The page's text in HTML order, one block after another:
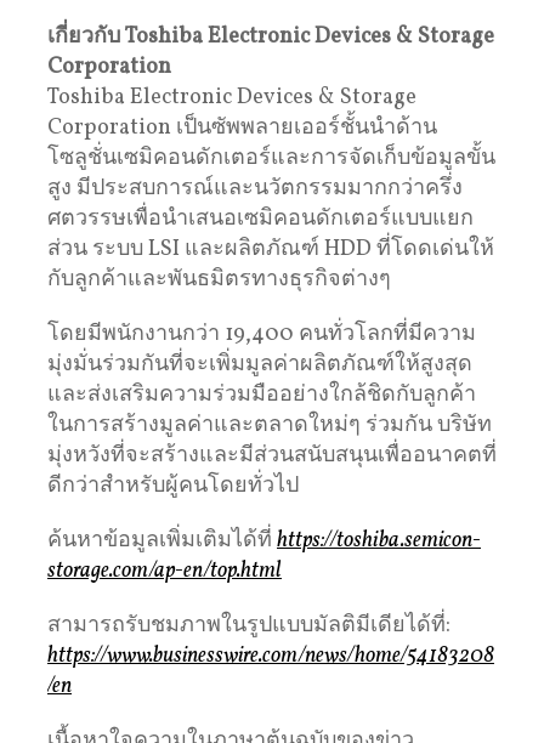
เกี่ยวกับ Toshiba Electronic Devices & Storage
Corporation
Toshiba Electronic Devices & Storage
Corporation เป็นซัพพลายเออร์ชั้นนำด้าน
โซลูชั่นเซมิคอนดักเตอร์และการจัดเก็บข้อมูลขั้น
สูง มีประสบการณ์และนวัตกรรมมากกว่าครึ่ง
ศตวรรษเพื่อนำเสนอเซมิคอนดักเตอร์แบบแยก
ส่วน ระบบ LSI และผลิตภัณฑ์ HDD ที่โดดเด่นให้
กับลูกค้าและพันธมิตรทางธุรกิจต่างๆ
โดยมีพนักงานกว่า 19,400 คนทั่วโลกที่มีความ
มุ่งมั่นร่วมกันที่จะเพิ่มมูลค่าผลิตภัณฑ์ให้สูงสุด
และส่งเสริมความร่วมมืออย่างใกล้ชิดกับลูกค้า
ในการสร้างมูลค่าและตลาดใหม่ๆ ร่วมกัน บริษัท
มุ่งหวังที่จะสร้างและมีส่วนสนับสนุนเพื่ออนาคตที่
ดีกว่าสำหรับผู้คนโดยทั่วไป
ค้นหาข้อมูลเพิ่มเติมได้ที่ https://toshiba.semicon-
storage.com/ap-en/top.html
สามารถรับชมภาพในรูปแบบมัลติมีเดียได้ที่:
https://www.businesswire.com/news/home/54183208
/en